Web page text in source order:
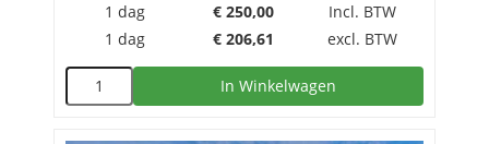
1 dag € 250,00
Incl. BTW
1 dag
€ 206,61 excl. BTW
In Winkelwagen